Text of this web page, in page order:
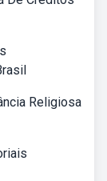
Religiosa